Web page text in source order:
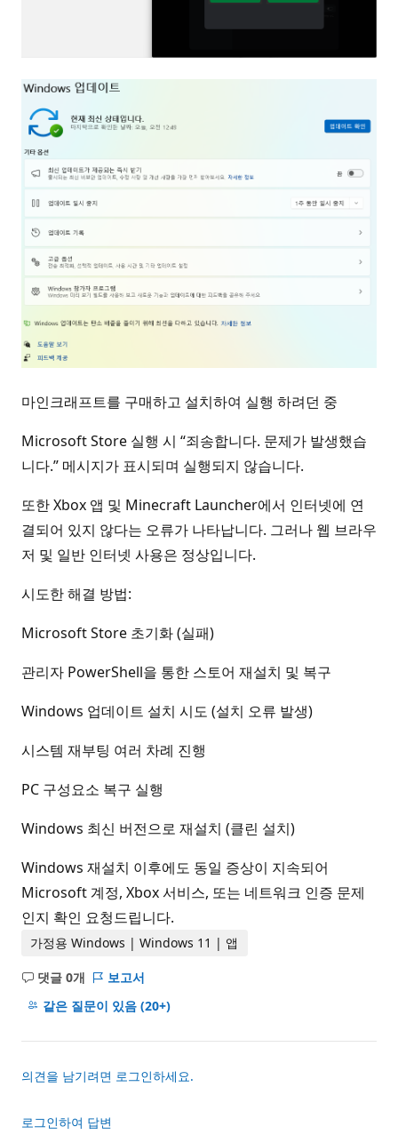
마인크래프트를 구매하고 설치하여 실행 하려던 중
Microsoft Store 실행 시 “죄송합니다. 문제가 발생했습
니다.” 메시지가 표시되며 실행되지 않습니다.
또한 Xbox 앱 및 Minecraft Launcher에서 인터넷에 연
결되어 있지 않다는 오류가 나타납니다. 그러나 웹 브라우
저 및 일반 인터넷 사용은 정상입니다.
시도한 해결 방법:
Microsoft Store 초기화 (실패)
관리자 PowerShell을 통한 스토어 재설치 및 복구
Windows 업데이트 설치 시도 (설치 오류 발생)
시스템 재부팅 여러 차례 진행
PC 구성요소 복구 실행
Windows 최신 버전으로 재설치 (클린 설치)
Windows 재설치 이후에도 동일 증상이 지속되어
Microsoft 계정, Xbox 서비스, 또는 네트워크 인증 문제
인지 확인 요청드립니다.
가정용 Windows | Windows 11 | 앱
댓글 0개
설
명
음
보고서
같은 질문이 있음 (20+)
의견을 남기려면 로그인하세요.
로그인하여 답변